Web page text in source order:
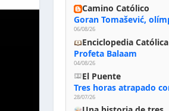
Camino Católico
06/08/26
Enciclopedia Católica
Profeta Balaam
04/08/26
El Puente
28/07/26